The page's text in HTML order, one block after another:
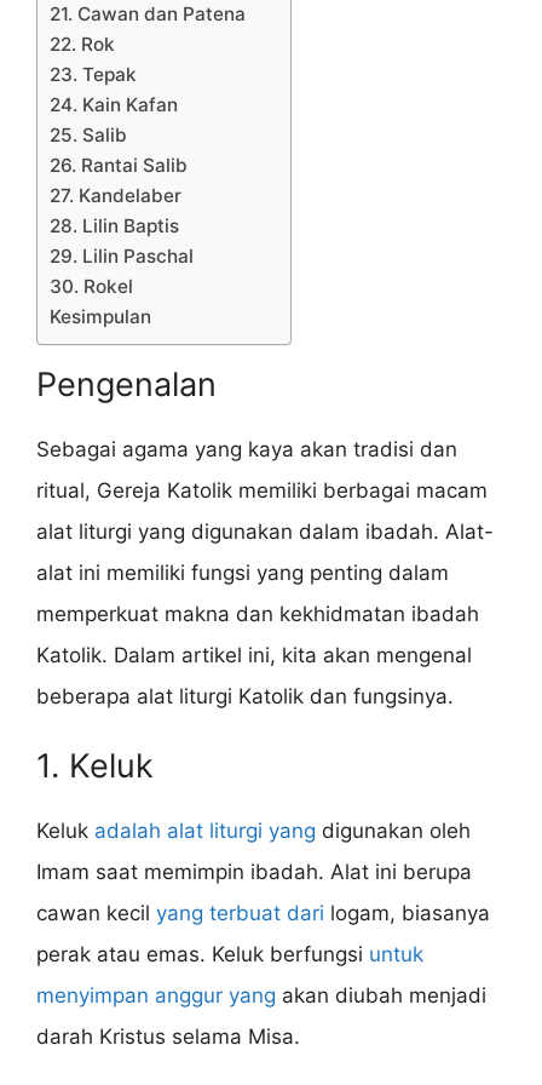
21. Cawan dan Patena
22. Rok
23. Tepak
24. Kain Kafan
25. Salib
26. Rantai Salib
27. Kandelaber
28. Lilin Baptis
29. Lilin Paschal
30. Rokel
Kesimpulan
Pengenalan
Sebagai agama yang kaya akan tradisi dan
ritual, Gereja Katolik memiliki berbagai macam
alat liturgi yang digunakan dalam ibadah. Alat-
alat ini memiliki fungsi yang penting dalam
memperkuat makna dan kekhidmatan ibadah
Katolik. Dalam artikel ini, kita akan mengenal
beberapa alat liturgi Katolik dan fungsinya.
1. Keluk
Keluk adalah alat liturgi yang digunakan oleh
Imam saat memimpin ibadah. Alat ini berupa
cawan kecil yang terbuat dari logam, biasanya
perak atau emas. Keluk berfungsi untuk
menyimpan anggur yang akan diubah menjadi
darah Kristus selama Misa.